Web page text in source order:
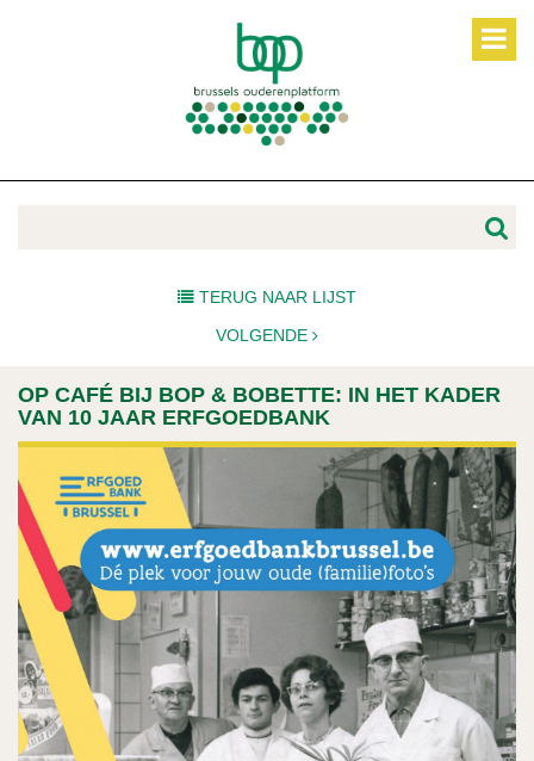
TERUG NAAR LIJST
VOLGENDE
OP CAFÉ BIJ BOP & BOBETTE: IN HET KADER
VAN 10 JAAR ERFGOEDBANK